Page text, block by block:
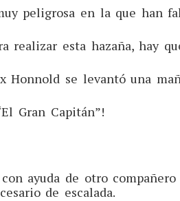
peligrosa en la que han
realizar esta hazaña, hay
Honnold se levantó una
Gran Capitán”!
ayuda de otro
de escalada.